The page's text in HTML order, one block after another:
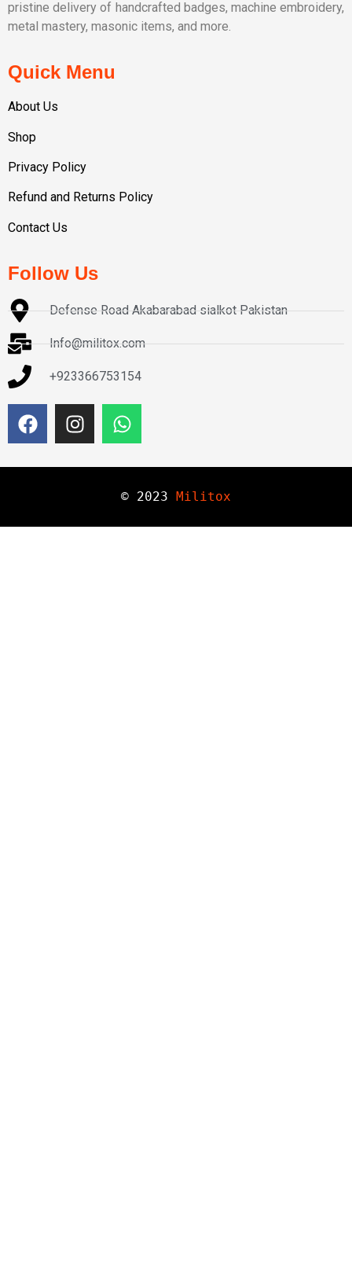
pristine delivery of handcrafted badges, machine embroidery,
metal mastery, masonic items, and more.
Quick Menu
About Us
Shop
Privacy Policy
Refund and Returns Policy
Contact Us
Follow Us
Defense Road Akabarabad sialkot Pakistan
Info@militox.com
+923366753154
© 2023 Militox